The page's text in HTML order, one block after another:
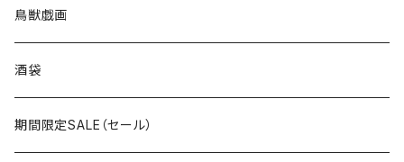
ROUTE100～199号線
ROUTE 0～99号線
ROUTE 100～199号線
キャップ
ROUTE 0～99号線
ROUTE 100～199号線
青森県
岩手県
宮城県
ステッカー
鳥獣戯画
酒袋
期間限定SALE（セール）